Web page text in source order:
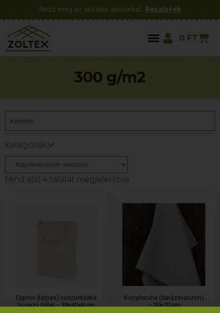
Nézd meg az aktuális akciónkat: Részletek
0 FT
300 g/m2
Kategóriák
Mind a(z) 4 találat megjelenítve
Cyprus (talpas) vászontáska
hosszú füllel – 38x42x8 cm
Konyharuha (darázsvászon)
– 50×70 cm